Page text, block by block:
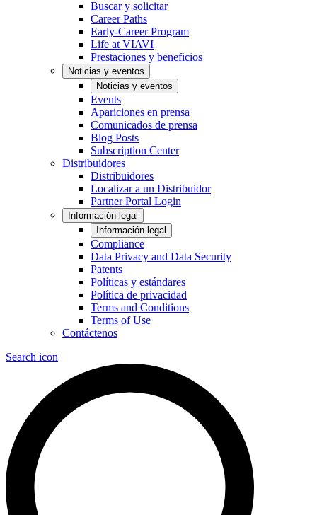
Buscar y solicitar
Career Paths
Early-Career Program
Life at VIAVI
Prestaciones y beneficios
Noticias y eventos
Noticias y eventos
Events
Apariciones en prensa
Comunicados de prensa
Blog Posts
Subscription Center
Distribuidores
Distribuidores
Localizar a un Distribuidor
Partner Portal Login
Información legal
Información legal
Compliance
Data Privacy and Data Security
Patents
Políticas y estándares
Política de privacidad
Terms and Conditions
Terms of Use
Contáctenos
Search icon